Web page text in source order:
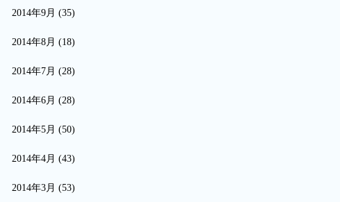
2014年9月 (35)
2014年8月 (18)
2014年7月 (28)
2014年6月 (28)
2014年5月 (50)
2014年4月 (43)
2014年3月 (53)